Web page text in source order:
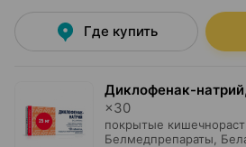
Где купить
Диклофенак-
×30
покрытые
Белмедпрепараты ,